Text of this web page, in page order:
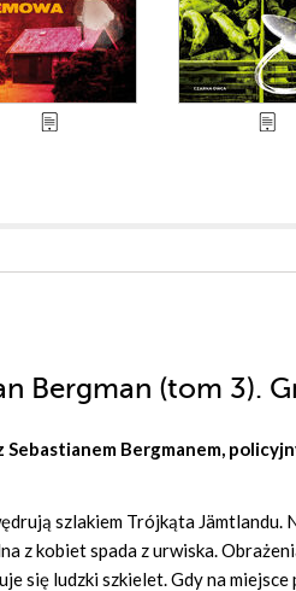
Bergman (tom 3).
Bergmanem,
szlakiem Trójkąta Jämtlandu.
z kobiet spada z urwiska.
się ludzki szkielet. Gdy na